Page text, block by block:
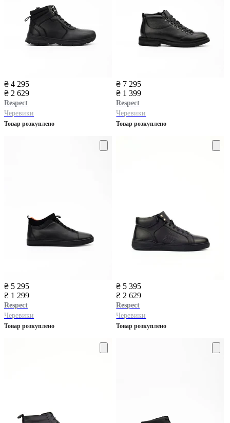
₴ 4 295
₴ 2 629
Respect
Черевики
Товар розкуплено
₴ 7 295
₴ 1 399
Respect
Черевики
Товар розкуплено
₴ 5 295
₴ 1 299
Respect
Черевики
Товар розкуплено
₴ 5 395
₴ 2 629
Respect
Черевики
Товар розкуплено